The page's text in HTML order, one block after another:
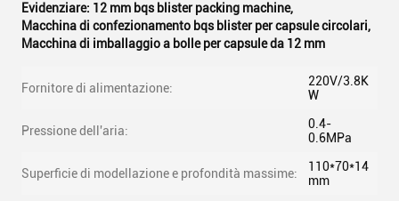
Evidenziare: 12 mm bqs blister packing machine,
Macchina di confezionamento bqs blister per capsule circolari,
Macchina di imballaggio a bolle per capsule da 12 mm
Fornitore di alimentazione:
220V/3.8K
W
Pressione dell'aria:
0.4-
0.6MPa
Superficie di modellazione e profondità massime:
110*70*14
mm